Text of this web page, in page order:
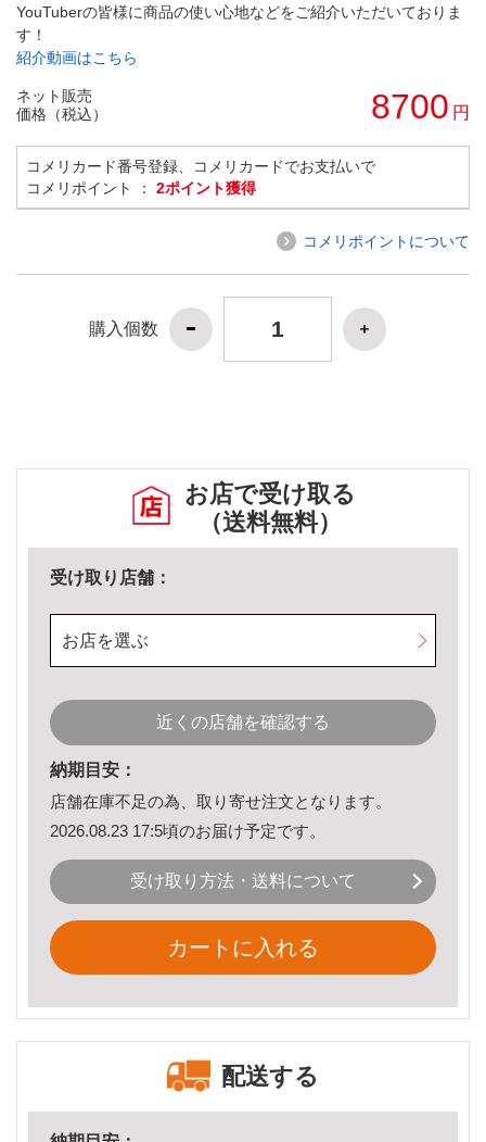
YouTuberの皆様に商品の使い心地などをご紹介いただいておりま
す！
紹介動画はこちら
ネット販売
価格（税込）
8700 円
コメリカード番号登録、コメリカードでお支払いで
コメリポイント ： 2ポイント獲得
コメリポイントについて
購入個数
お店で受け取る
（送料無料）
受け取り店舗：
お店を選ぶ
近くの店舗を確認する
納期目安：
店舗在庫不足の為、取り寄せ注文となります。
2026.08.23 17:5頃のお届け予定です。
受け取り方法・送料について
カートに入れる
配送する